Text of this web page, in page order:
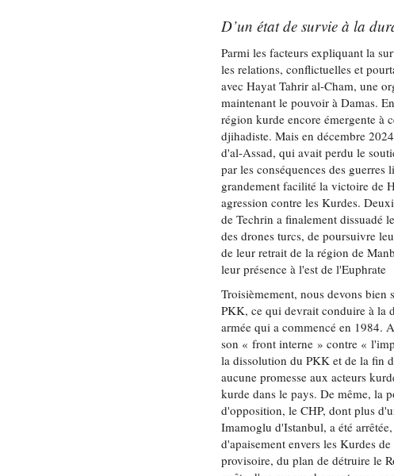
D’un état de survie à la
Parmi les facteurs expliquant la
les relations, conflictuelles et
avec Hayat Tahrir al-Cham, une
maintenant le pouvoir à Damas.
région kurde encore émergente à
djihadiste. Mais en décembre
d'al-Assad, qui avait perdu le
par les conséquences des
grandement facilité la victoire de
agression contre les Kurdes.
de Techrin a finalement dissuadé
des drones turcs, de poursuivre
de leur retrait de la région de
leur présence à l'est de l'Euphrate
Troisièmement, nous devons
PKK, ce qui devrait conduire à la
armée qui a commencé en 1984.
son « front interne » contre «
la dissolution du PKK et de la fin
aucune promesse aux acteurs
kurde dans le pays. De même, la
d'opposition, le CHP, dont plus
Imamoglu d'Istanbul, a été
d'apaisement envers les Kurdes
provisoire, du plan de détruire le